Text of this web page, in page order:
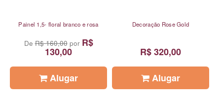
Painel 1,5- floral branco e rosa
DeR$ 160,00por R$
130,00
Alugar
Decoração Rose Gold
R$ 320,00
Alugar